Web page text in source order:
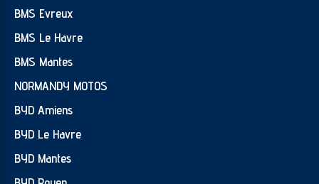
BMS Evreux
BMS Le Havre
BMS Mantes
NORMANDY MOTOS
BYD Amiens
BYD Le Havre
BYD Mantes